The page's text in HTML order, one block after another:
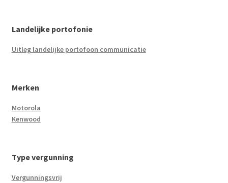
Landelijke portofonie
Uitleg landelijke portofoon communicatie
Merken
Motorola
Kenwood
Type vergunning
Vergunningsvrij